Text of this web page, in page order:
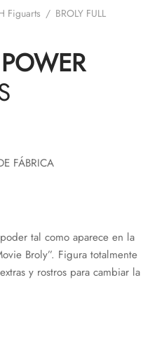
Figuarts / BROLY FULL
FÁBRICA
tal como aparece en la
Broly”. Figura totalmente
y rostros para cambiar la